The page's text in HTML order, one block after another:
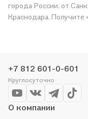
города России: от
Краснодара. Получите
по приятной цене.
проводим акции.
выгоду!
+7 812 601-0-601
Круглосуточно
О компании